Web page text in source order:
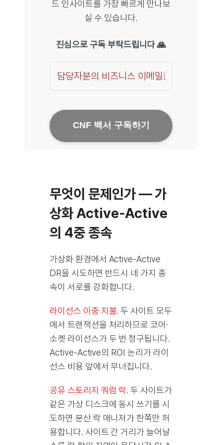
드 인사이트를 가장 빠르게 만나보
실 수 있습니다.
진심으로 구독 부탁드립니다 🙏
CNF 백서 구독하기
무엇이 문제인가 — 가
상화 Active-Active
의 4중 종속
가상화 환경에서 Active-Active
DR을 시도하면 반드시 네 가지 종
속이 서로를 강화합니다.
라이선스 이중 지불. 두 사이트 모두
에서 트랜잭션을 처리하므로 코어·
소켓 라이선스가 두 번 청구됩니다.
Active-Active의 ROI 논리가 라이
선스 비용 앞에서 무너집니다.
공유 스토리지 쿼럼 락. 두 사이트가
같은 가상 디스크에 동시 쓰기를 시
도하면 분산 락 매니저가 한쪽만 허
용합니다. 사이트 간 거리가 늘어날